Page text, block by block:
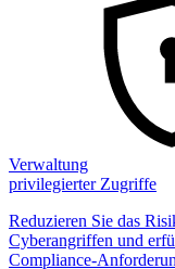
Verwaltung
privilegierter Zugriffe
Reduzieren Sie das
Cyberangriffen und
Compliance-